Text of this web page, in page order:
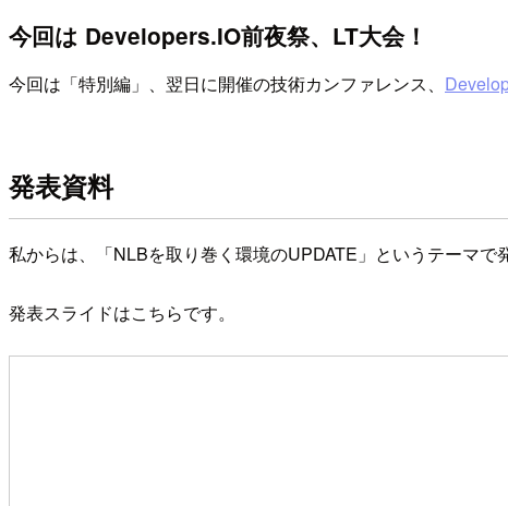
今回は Developers.IO前夜祭、LT大会！
今回は「特別編」、翌日に開催の技術カンファレンス、
発表資料
私からは、「NLBを取り巻く環境のUPDATE」というテーマで
発表スライドはこちらです。